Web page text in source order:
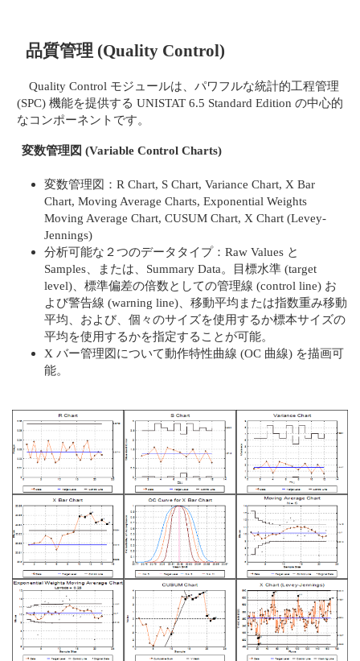
品質管理 (Quality Control)
Quality Control モジュールは、パワフルな統計的工程管理
(SPC) 機能を提供する UNISTAT 6.5 Standard Edition の中心的
なコンポーネントです。
変数管理図 (Variable Control Charts)
変数管理図：R Chart, S Chart, Variance Chart, X Bar
Chart, Moving Average Charts, Exponential Weights
Moving Average Chart, CUSUM Chart, X Chart (Levey-
Jennings)
分析可能な２つのデータタイプ：Raw Values と
Samples、または、Summary Data。目標水準 (target
level)、標準偏差の倍数としての管理線 (control line) お
よび警告線 (warning line)、移動平均または指数重み移動
平均、および、個々のサイズを使用するか標本サイズの
平均を使用するかを指定することが可能。
X バー管理図について動作特性曲線 (OC 曲線) を描画可
能。